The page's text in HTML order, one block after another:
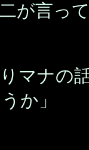
が言っ
マナの
か」